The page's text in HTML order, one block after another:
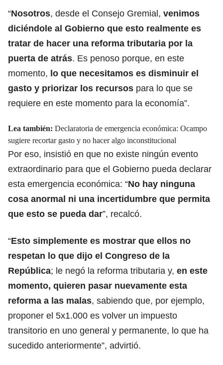
“Nosotros, desde el Consejo Gremial, venimos
diciéndole al Gobierno que esto realmente es
tratar de hacer una reforma tributaria por la
puerta de atrás. Es penoso porque, en este
momento, lo que necesitamos es disminuir el
gasto y priorizar los recursos para lo que se
requiere en este momento para la economía”.
Lea también: Declaratoria de emergencia económica: Ocampo
sugiere recortar gasto y no hacer algo inconstitucional
Por eso, insistió en que no existe ningún evento
extraordinario para que el Gobierno pueda declarar
esta emergencia económica: “No hay ninguna
cosa anormal ni una incertidumbre que permita
que esto se pueda dar”, recalcó.
“Esto simplemente es mostrar que ellos no
respetan lo que dijo el Congreso de la
República; le negó la reforma tributaria y, en este
momento, quieren pasar nuevamente esta
reforma a las malas, sabiendo que, por ejemplo,
proponer el 5x1.000 es volver un impuesto
transitorio en uno general y permanente, lo que ha
sucedido anteriormente”, advirtió.